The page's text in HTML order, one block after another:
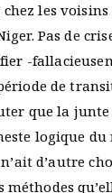
les
Pas de
-
de
que la junte
logique du
d’autre